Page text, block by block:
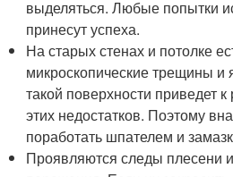
выделяться. Любые попытки
принесут успеха.
На старых стенах и потолке
микроскопические трещины
такой поверхности приведет
этих недостатков. Поэтому
поработать шпателем и
Проявляются следы плесени